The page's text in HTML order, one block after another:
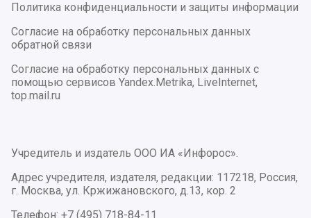
Политика конфиденциальности и защиты информации
Согласие на обработку персональных данных
обратной связи
Согласие на обработку персональных данных с
помощью сервисов Yandex.Metrika, LiveInternet,
top.mail.ru
Учредитель и издатель ООО ИА «Инфорос».
Адрес учредителя, издателя, редакции: 117218, Россия,
г. Москва, ул. Кржижановского, д.13, кор. 2
Телефон: +7 (495) 718-84-11